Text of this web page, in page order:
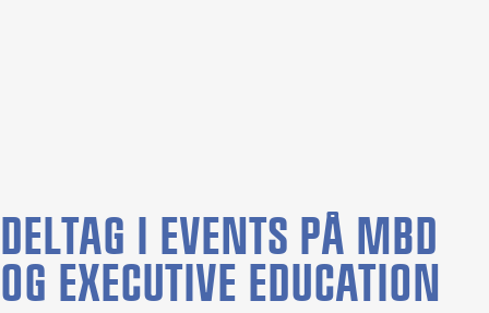
DELTAG I EVENTS PÅ MBD
OG EXECUTIVE EDUCATION